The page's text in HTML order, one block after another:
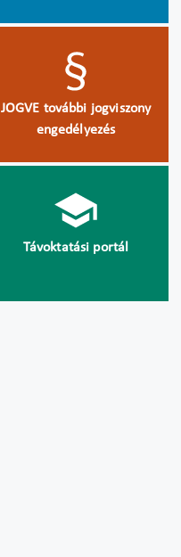
JOGVE további jogviszony
engedélyezés
Távoktatási portál